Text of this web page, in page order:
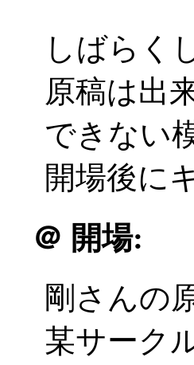
しばらく
原稿は出
できない
開場後に
＠ 開場:
剛さんの
某サーク